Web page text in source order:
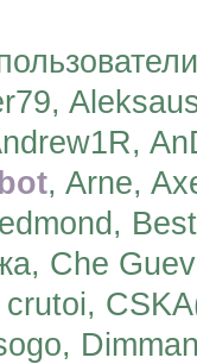
, Arne,
Che
crutoi,